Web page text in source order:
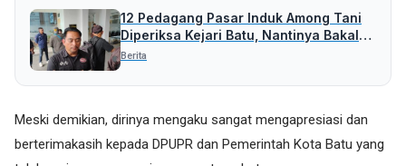
12 Pedagang Pasar Induk Among Tani
Diperiksa Kejari Batu, Nantinya Bakal
Periksa Pihak Lain
Berita
Meski demikian, dirinya mengaku sangat mengapresiasi dan
berterimakasih kepada DPUPR dan Pemerintah Kota Batu yang